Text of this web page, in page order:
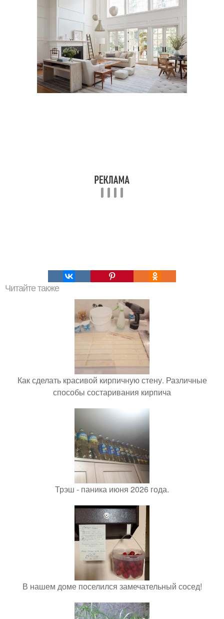
Читайте также
Как сделать красивой кирпичную стену. Различные
способы состаривания кирпича
Трэш - паника июня 2026 года.
В нашем доме поселился замечательный сосед!